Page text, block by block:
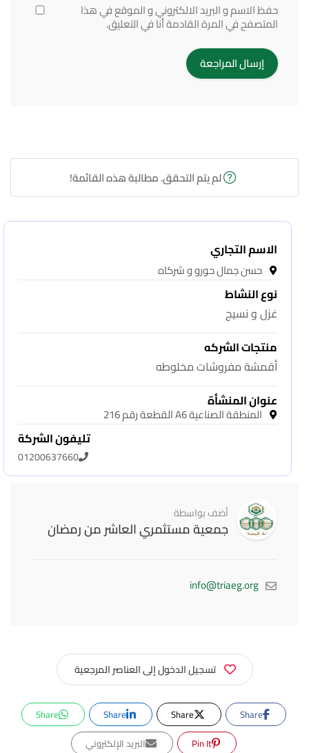
حفظ الاسم و البريد الالكتروني و الموقع في هذا
المتصفح في المرة القادمة أنا في التعليق.
لم يتم التحقق. مطالبة هذه القائمة!
الاسم التجاري
حسن جمال حورو و شركاه
نوع النشاط
غزل و نسيج
منتجات الشركه
أقمشة مفروشات مخلوطه
عنوان المنشأة
المنطقة الصناعية A6 القطعة رقم 216
تليفون الشركة
01200637660
أضف بواسطة
جمعية مستثمري العاشر من رمضان
info@triaeg.org
تسجيل الدخول إلى العناصر المرجعية
Share
Share
Share
Share
Pin It
البريد الإلكتروني